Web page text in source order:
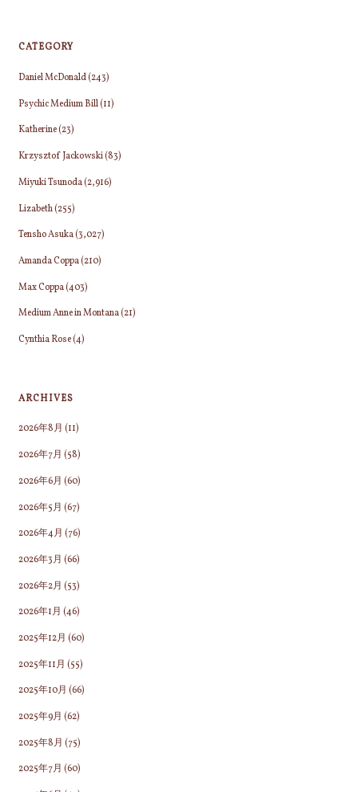
CATEGORY
Daniel McDonald(243)
Psychic Medium Bill(11)
Katherine(23)
Krzysztof Jackowski(83)
Miyuki Tsunoda(2,916)
Lizabeth(255)
Tensho Asuka(3,027)
Amanda Coppa(210)
Max Coppa(403)
Medium Anne in Montana(21)
Cynthia Rose(4)
ARCHIVES
2026年8月 (11)
2026年7月 (58)
2026年6月 (60)
2026年5月 (67)
2026年4月 (76)
2026年3月 (66)
2026年2月 (53)
2026年1月 (46)
2025年12月 (60)
2025年11月 (55)
2025年10月 (66)
2025年9月 (62)
2025年8月 (75)
2025年7月 (60)